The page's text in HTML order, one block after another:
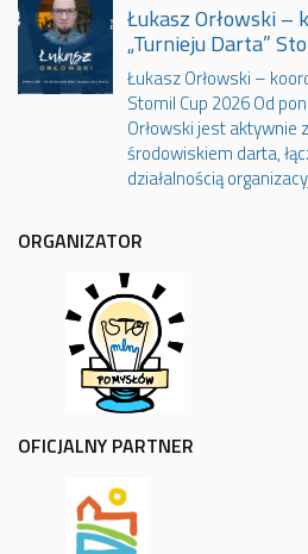
Łukasz Orłowski –
„Turnieju Darta”
Łukasz Orłowski –
Stomil Cup 2026 Od
Orłowski jest aktywnie
środowiskiem darta,
działalnością
ORGANIZATOR
OFICJALNY PARTNER